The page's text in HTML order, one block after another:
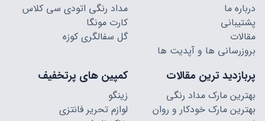
درباره ما
پشتیبانی
مقالات
بروزرسانی ها و آپدیت ها
مداد رنگی اتودی سی کلاس
کارت مونگا
گل سفالگری کوزه
پربازدید ترین مقالات
بهترین مارک مداد رنگی
بهترین مارک خودکار و روان
کمپین های پرتخفیف
زینگو
لوازم تحریر فانتزی